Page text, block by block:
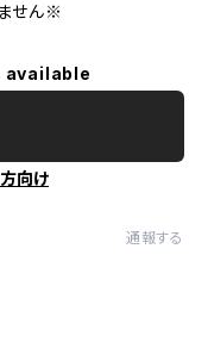
せん※
向け
通報する